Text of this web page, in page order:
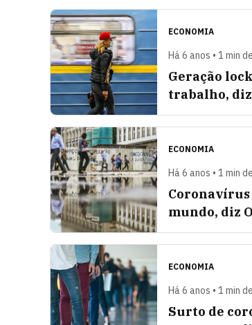
ECONOMIA
Há 6 anos • 1 min
Geração
trabalho,
ECONOMIA
Há 6 anos • 1 min
Coronavírus
mundo, diz
ECONOMIA
Há 6 anos • 1 min
Surto de